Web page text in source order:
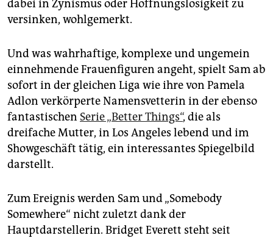
dabei in Zynismus oder Hoffnungslosigkeit zu
versinken, wohlgemerkt.
Und was wahrhaftige, komplexe und ungemein
einnehmende Frauenfiguren angeht, spielt Sam ab
sofort in der gleichen Liga wie ihre von Pamela
Adlon verkörperte Namensvetterin in der ebenso
fantastischen Serie „Better Things“, die als
dreifache Mutter, in Los Angeles lebend und im
Showgeschäft tätig, ein interessantes Spiegelbild
darstellt.
Zum Ereignis werden Sam und „Somebody
Somewhere“ nicht zuletzt dank der
Hauptdarstellerin. Bridget Everett steht seit